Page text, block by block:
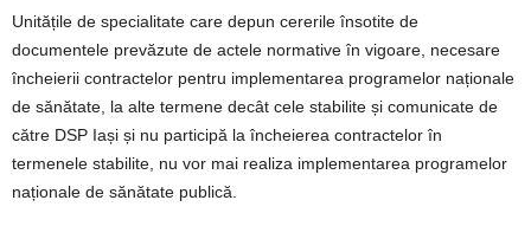
Unitățile de specialitate care depun cererile însotite de
documentele prevăzute de actele normative în vigoare, necesare
încheierii contractelor pentru implementarea programelor naționale
de sănătate, la alte termene decât cele stabilite și comunicate de
către DSP Iași și nu participă la încheierea contractelor în
termenele stabilite, nu vor mai realiza implementarea programelor
naționale de sănătate publică.